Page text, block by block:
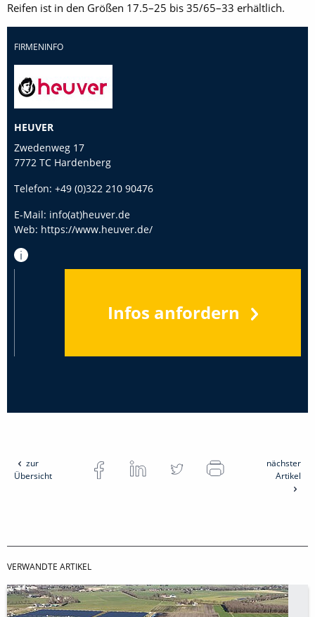
Reifen ist in den Größen 17.5–25 bis 35/65–33 erhältlich.
FIRMENINFO
HEUVER
Zwedenweg 17
7772 TC Hardenberg
Telefon: +49 (0)322 210 90476
E-Mail: info(at)heuver.de
Web: https://www.heuver.de/
Infos anfordern
zur
Übersicht
nächster
Artikel
VERWANDTE ARTIKEL